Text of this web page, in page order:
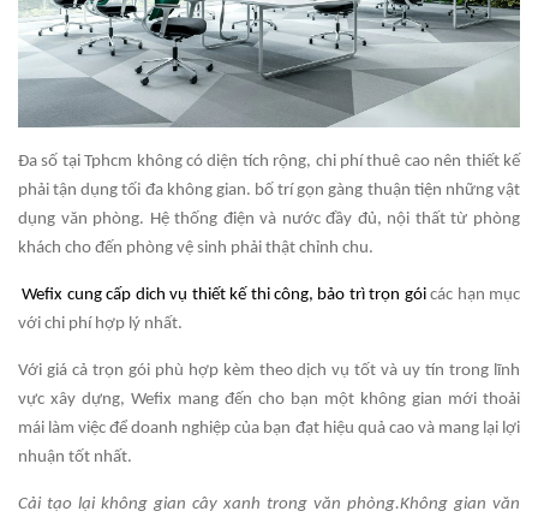
Đa số tại Tphcm không có diện tích rộng, chi phí thuê cao nên thiết kế
phải tận dụng tối đa không gian. bố trí gọn gàng thuận tiện những vật
dụng văn phòng. Hệ thống điện và nước đầy đủ, nội thất từ phòng
khách cho đến phòng vệ sinh phải thật chỉnh chu.
Wefix cung cấp dich vụ thiết kế thi công, bảo trì trọn góicác hạn mục
với chi phí hợp lý nhất.
Với giá cả trọn gói phù hợp kèm theo dịch vụ tốt và uy tín trong lĩnh
vực xây dựng, Wefix mang đến cho bạn một không gian mới thoải
mái làm việc để doanh nghiệp của bạn đạt hiệu quả cao và mang lại lợi
nhuận tốt nhất.
Cải tạo lại không gian cây xanh trong văn phòng.Không gian văn